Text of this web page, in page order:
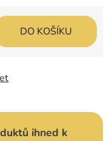
DO KOŠÍKU
ihned k